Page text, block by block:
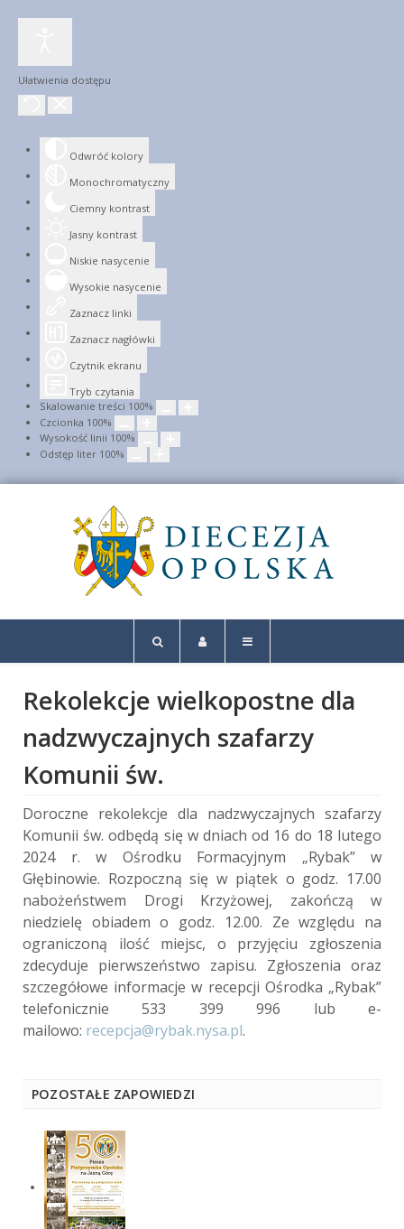
Ułatwienia dostępu
Odwróć kolory
Monochromatyczny
Ciemny kontrast
Jasny kontrast
Niskie nasycenie
Wysokie nasycenie
Zaznacz linki
Zaznacz nagłówki
Czytnik ekranu
Tryb czytania
Skalowanie treści 100%
Czcionka 100%
Wysokość linii 100%
Odstęp liter 100%
Rekolekcje wielkopostne dla
nadzwyczajnych szafarzy
Komunii św.
Doroczne rekolekcje dla nadzwyczajnych szafarzy
Komunii św. odbędą się w dniach od 16 do 18 lutego
2024 r. w Ośrodku Formacyjnym „Rybak” w
Głębinowie. Rozpoczną się w piątek o godz. 17.00
nabożeństwem Drogi Krzyżowej, zakończą w
niedzielę obiadem o godz. 12.00. Ze względu na
ograniczoną ilość miejsc, o przyjęciu zgłoszenia
zdecyduje pierwszeństwo zapisu. Zgłoszenia oraz
szczegółowe informacje w recepcji Ośrodka „Rybak”
telefonicznie 533 399 996 lub e-
mailowo: recepcja@rybak.nysa.pl.
POZOSTAŁE ZAPOWIEDZI